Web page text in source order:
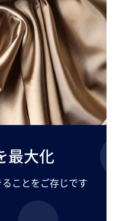
最大化
ことをご存じです